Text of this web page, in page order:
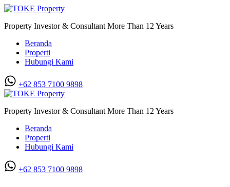
Property Investor & Consultant More Than 12 Years
Beranda
Properti
Hubungi Kami
+62 853 7100 9898‬
Property Investor & Consultant More Than 12 Years
Beranda
Properti
Hubungi Kami
+62 853 7100 9898‬